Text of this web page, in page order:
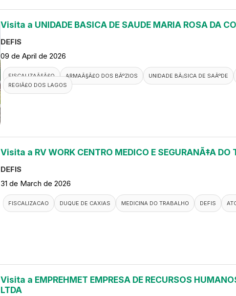
Visita a UNIDADE BASICA DE SAUDE MARIA ROSA DA
DEFIS
09 de April de 2026
FISCALIZAÃ§Ã£O ARMAÃ§Ã£O DOS BÃºZIOS UNIDADE BÃ¡SICA DE SAÃºDE
REGIÃ£O DOS LAGOS
Visita a RV WORK CENTRO MEDICO E SEGURANÃ‡A DO
DEFIS
31 de March de 2026
FISCALIZACAO DUQUE DE CAXIAS MEDICINA DO TRABALHO DEFIS
Visita a EMPREHMET EMPRESA DE RECURSOS
LTDA